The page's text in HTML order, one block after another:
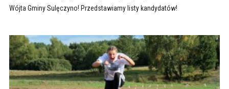
Wójta Gminy Sulęczyno! Przedstawiamy listy kandydatów!